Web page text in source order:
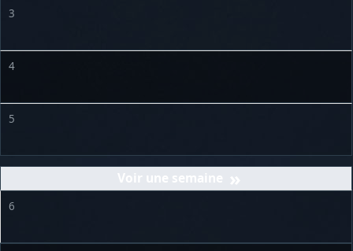
3
4
5
»
6